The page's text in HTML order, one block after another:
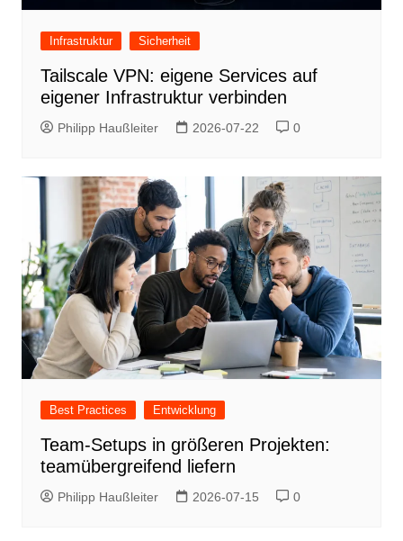
Infrastruktur Sicherheit
Tailscale VPN: eigene Services auf
eigener Infrastruktur verbinden
Philipp Haußleiter 2026-07-22 0
Best Practices Entwicklung
Team-Setups in größeren Projekten:
teamübergreifend liefern
Philipp Haußleiter 2026-07-15 0